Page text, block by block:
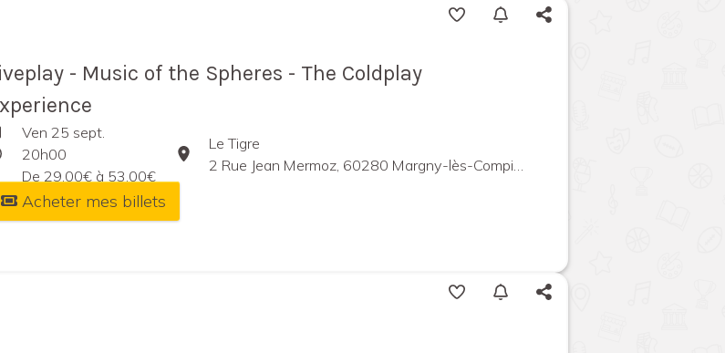
- Music of the Spheres - The Coldplay
Ven 25 sept.
20h00
De 29,00€ à 53,00€
Le Tigre
2 Rue Jean Mermoz, 60280 Margny-lès-Compiègne, France
Acheter mes billets